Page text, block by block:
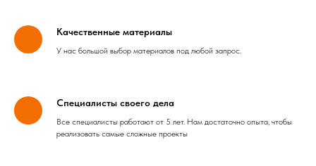
Качественные материалы
У нас большой выбор материалов под любой запрос.
Специалисты своего дела
Все специалисты работают от 5 лет. Нам достаточно опыта, чтобы
реализовать самые сложные проекты